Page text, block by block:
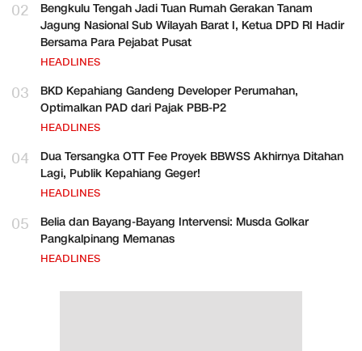
02
Bengkulu Tengah Jadi Tuan Rumah Gerakan Tanam
Jagung Nasional Sub Wilayah Barat I, Ketua DPD RI Hadir
Bersama Para Pejabat Pusat
HEADLINES
03
BKD Kepahiang Gandeng Developer Perumahan,
Optimalkan PAD dari Pajak PBB-P2
HEADLINES
04
Dua Tersangka OTT Fee Proyek BBWSS Akhirnya Ditahan
Lagi, Publik Kepahiang Geger!
HEADLINES
05
Belia dan Bayang-Bayang Intervensi: Musda Golkar
Pangkalpinang Memanas
HEADLINES